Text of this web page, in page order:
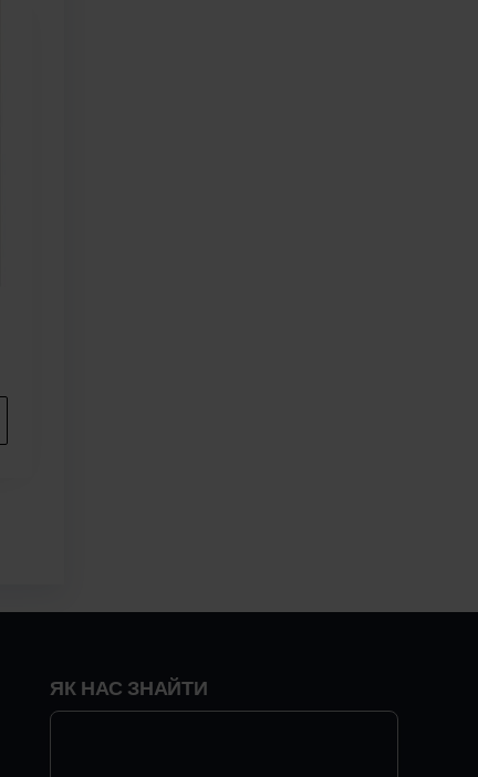
ЯК НАС ЗНАЙТИ